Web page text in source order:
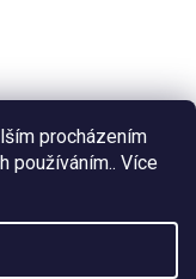
procházením
používáním.. Více